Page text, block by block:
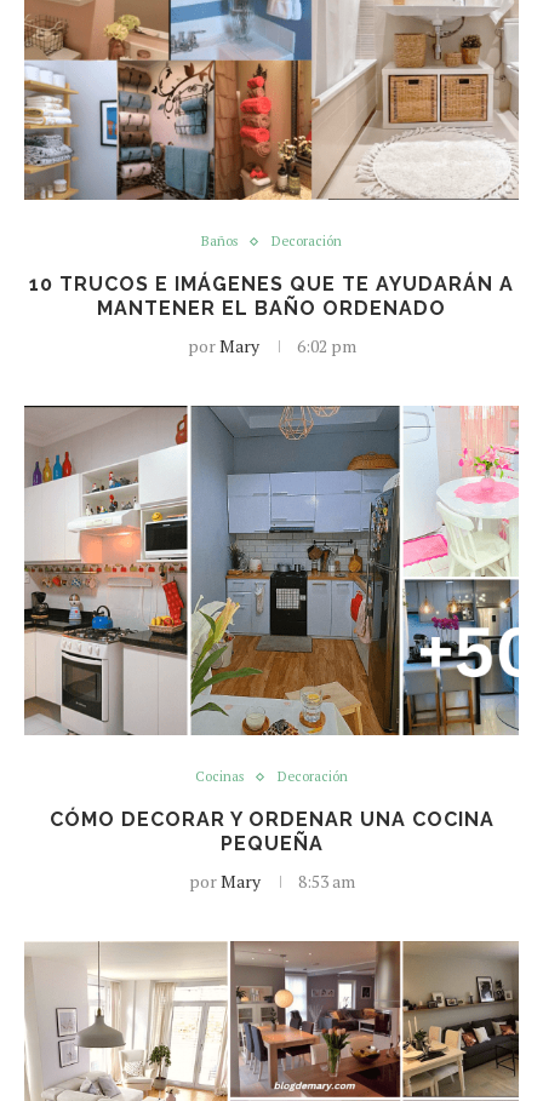
Baños Decoración
10 TRUCOS E IMÁGENES QUE TE AYUDARÁN A
MANTENER EL BAÑO ORDENADO
porMary 6:02 pm
Cocinas Decoración
CÓMO DECORAR Y ORDENAR UNA COCINA
PEQUEÑA
porMary 8:53 am